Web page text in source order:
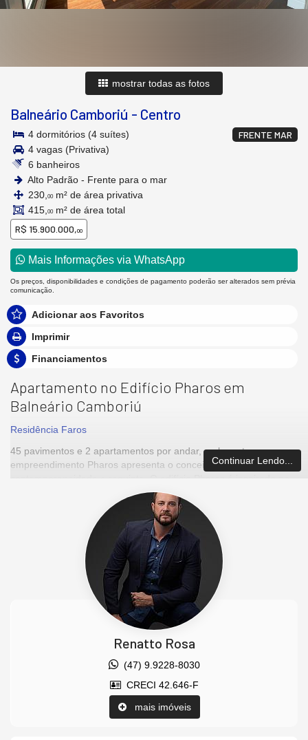
mostrar todas as fotos
Balneário Camboriú - Centro
FRENTE MAR
4 dormitórios (4 suítes)
4 vagas (Privativa)
6 banheiros
Alto Padrão - Frente para o mar
230, 00 m² de área privativa
415, 00 m² de área total
R$ 15.900.000,00
Mais Informações via WhatsApp
Os preços, disponibilidades e condições de pagamento poderão ser alterados sem prévia
comunicação.
Adicionar aos Favoritos
Imprimir
Financiamentos
Apartamento no Edifício Pharos em
Balneário Camboriú
Residência Faros
45 pavimentos e 2 apartamentos por andar, o elegante
empreendimento Pharos apresenta o conceito de
contemporaneidade e requinte. O edifício Pharos é inspirado no
estilo de vida à beira-mar, com design moderno e único. Morar à
beira-mar no Pharos é sinônimo de bem-estar. A localização
privilegiada na Barra Sul permite o contato direto com a natureza,
devido à vista panorâmica para o mar da sala de estar e suítes.
O apartamento conta com 230m² de área privativa, com quatro
suítes, sendo duas delas com mais de 25m² com vista para o
O estilo do Pharos é inspirado na dinâmica de Balneário
Camboriú, integrando inovação e relevância, com sua fachada
concebida em uma estética refinada, revestida de vidro, alumínio
e pastilhas. Outro destaque importante é a existência de mais de
10 opções de lazer, visto que sua estrutura conta com dois
pavimentos exclusivos para esse fim, além de incluir uma piscina
semiolímpica, com quase 25m e borda infinita, localizada em um
pavimento alto. A sacada do apartamento conta com
churrasqueira a carvão, para momentos únicos com vista para a
Continuar Lendo...
Renatto Rosa
(47) 9.9228-8030
CRECI 42.646-F
mais imóveis